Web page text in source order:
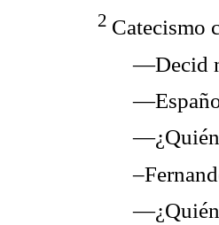
2 Catecismo
—Decid
—¿Quién
—¿Quién